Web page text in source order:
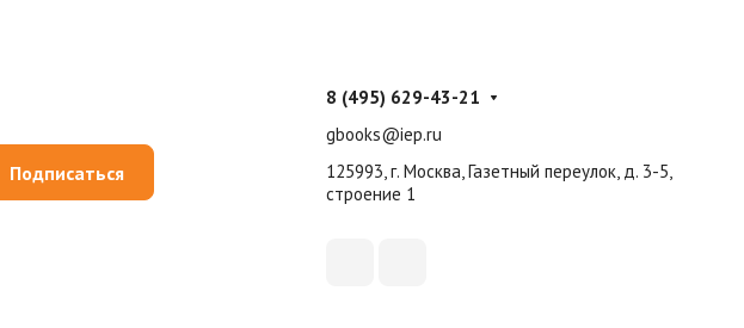
Подписаться
8 (495) 629-43-21
gbooks@iep.ru
125993, г. Москва, Газетный переулок, д. 3-5,
строение 1